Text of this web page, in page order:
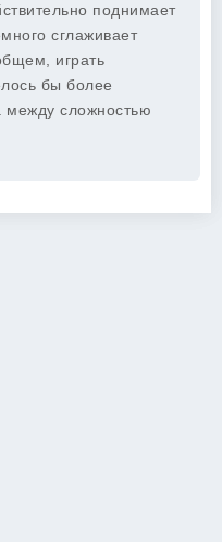
поднимает
сглаживает
играть
бы более
между сложностью